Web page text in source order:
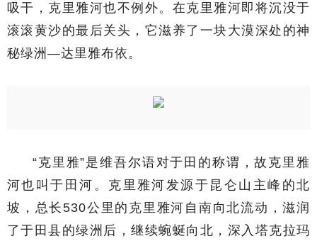
吸干，克里雅河也不例外。在克里雅河即将沉没于
滚滚黄沙的最后关头，它滋养了一块大漠深处的神
秘绿洲—达里雅布依。
“克里雅”是维吾尔语对于田的称谓，故克里雅
河也叫于田河。克里雅河发源于昆仑山主峰的北
坡，总长530公里的克里雅河自南向北流动，滋润
了于田县的绿洲后，继续蜿蜒向北，深入塔克拉玛